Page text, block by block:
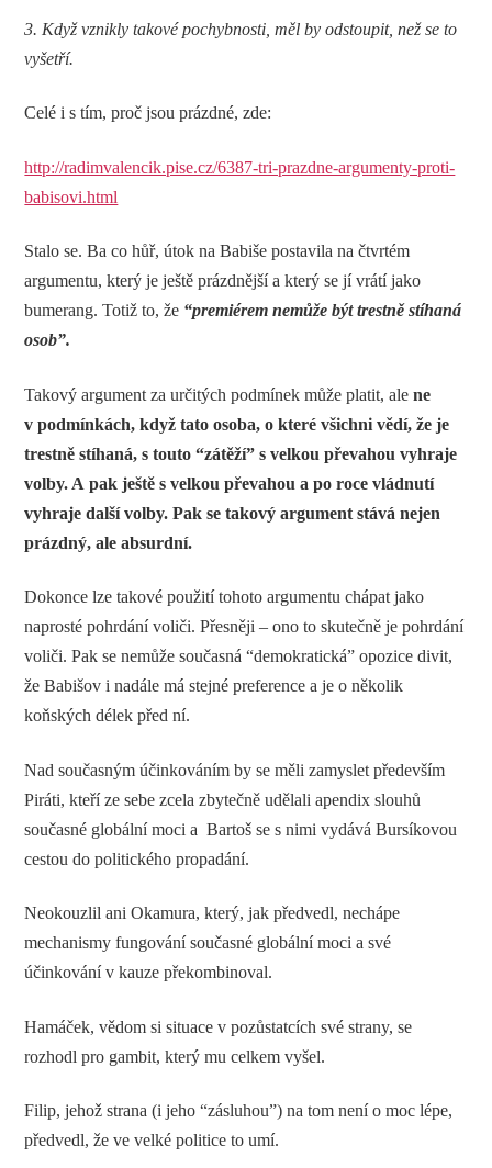
3. Když vznikly takové pochybnosti, měl by odstoupit, než se to
vyšetří.
Celé i s tím, proč jsou prázdné, zde:
http://radimvalencik.pise.cz/6387-tri-prazdne-argumenty-proti-
babisovi.html
Stalo se. Ba co hůř, útok na Babiše postavila na čtvrtém
argumentu, který je ještě prázdnější a který se jí vrátí jako
bumerang. Totiž to, že “premiérem nemůže být trestně stíhaná
osob”.
Takový argument za určitých podmínek může platit, alene
v podmínkách, když tato osoba, o které všichni vědí, že je
trestně stíhaná, s touto “zátěží” s velkou převahou vyhraje
volby. A pak ještě s velkou převahou a po roce vládnutí
vyhraje další volby. Pak se takový argument stává nejen
prázdný, ale absurdní.
Dokonce lze takové použití tohoto argumentu chápat jako
naprosté pohrdání voliči. Přesněji – ono to skutečně je pohrdání
voliči. Pak se nemůže současná “demokratická” opozice divit,
že Babišov i nadále má stejné preference a je o několik
koňských délek před ní.
Nad současným účinkováním by se měli zamyslet především
Piráti, kteří ze sebe zcela zbytečně udělali apendix slouhů
současné globální moci a Bartoš se s nimi vydává Bursíkovou
cestou do politického propadání.
Neokouzlil ani Okamura, který, jak předvedl, nechápe
mechanismy fungování současné globální moci a své
účinkování v kauze překombinoval.
Hamáček, vědom si situace v pozůstatcích své strany, se
rozhodl pro gambit, který mu celkem vyšel.
Filip, jehož strana (i jeho “zásluhou”) na tom není o moc lépe,
předvedl, že ve velké politice to umí.